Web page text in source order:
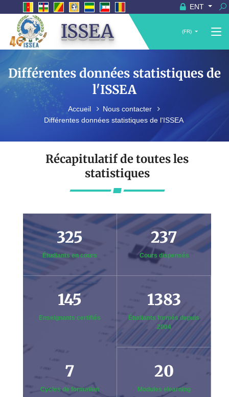
ENT
ISSEA (FR)
Différentes données statistiques de
l'ISSEA
Accueil
Nous contacter
Différentes données statistiques de l'ISSEA
Récapitulatif de toutes les
statistiques
325
Étudiants en cours
237
Cours dispensés
145
Enseignants certifiés
1383
Étudiants formés depuis
2004
7
Cycles de formation
20
Modules elearning